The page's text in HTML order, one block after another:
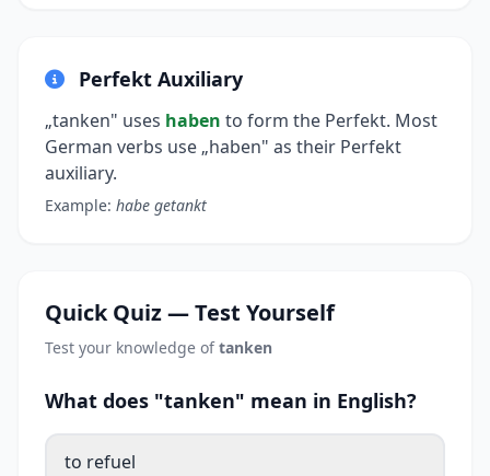
Perfekt Auxiliary
„tanken" uses haben to form the Perfekt. Most
German verbs use „haben" as their Perfekt
auxiliary.
Example: habe getankt
Quick Quiz — Test Yourself
Test your knowledge oftanken
What does "tanken" mean in English?
to refuel